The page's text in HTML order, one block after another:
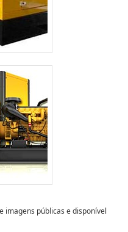
imagens públicas e disponível